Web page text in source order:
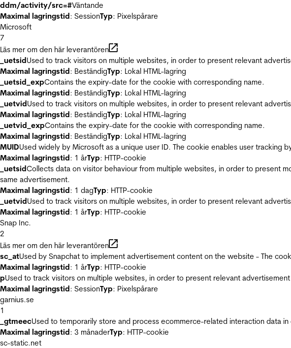
ddm/activity/src=#Väntande
Maximal lagringstid: SessionTyp: Pixelspårare
Microsoft
7
Läs mer om den här leverantören
_uetsidUsed to track visitors on multiple websites, in order to present relevant
Maximal lagringstid: BeständigTyp: Lokal HTML-lagring
_uetsid_expContains the expiry-date for the cookie with corresponding name.
Maximal lagringstid: BeständigTyp: Lokal HTML-lagring
_uetvidUsed to track visitors on multiple websites, in order to present relevant
Maximal lagringstid: BeständigTyp: Lokal HTML-lagring
_uetvid_expContains the expiry-date for the cookie with corresponding name.
Maximal lagringstid: BeständigTyp: Lokal HTML-lagring
MUIDUsed widely by Microsoft as a unique user ID. The cookie enables user tracking
Maximal lagringstid: 1 årTyp: HTTP-cookie
_uetsidCollects data on visitor behaviour from multiple websites, in order to present
same advertisement.
Maximal lagringstid: 1 dagTyp: HTTP-cookie
_uetvidUsed to track visitors on multiple websites, in order to present relevant
Maximal lagringstid: 1 årTyp: HTTP-cookie
Snap Inc.
2
Läs mer om den här leverantören
sc_atUsed by Snapchat to implement advertisement content on the website - The
Maximal lagringstid: 1 årTyp: HTTP-cookie
pUsed to track visitors on multiple websites, in order to present relevant
Maximal lagringstid: SessionTyp: Pixelspårare
garnius.se
1
_gtmeecUsed to temporarily store and process ecommerce-related interaction data
Maximal lagringstid: 3 månaderTyp: HTTP-cookie
sc-static.net